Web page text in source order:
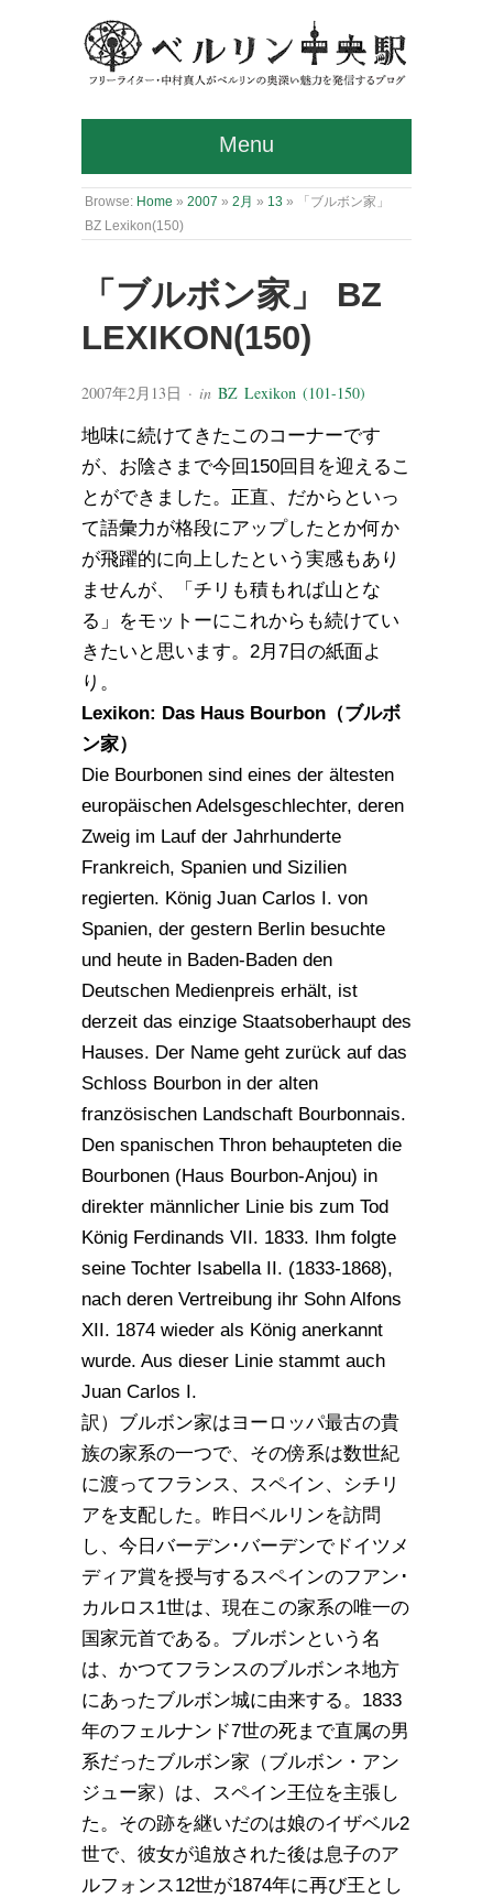
Menu
Browse: Home » 2007 » 2月 » 13 »
「ブルボン家」
BZ Lexikon(150)
「ブルボン家」 BZ
LEXIKON(150)
2007年2月13日 · in BZ Lexikon (101-150)
地味に続けてきたこのコーナーです
が、お陰さまで今回150回目を迎えるこ
とができました。正直、だからといっ
て語彙力が格段にアップしたとか何か
が飛躍的に向上したという実感もあり
ませんが、「チリも積もれば山とな
る」をモットーにこれからも続けてい
きたいと思います。2月7日の紙面よ
り。
Lexikon: Das Haus Bourbon（ブルボ
ン家）
Die Bourbonen sind eines der ältesten
europäischen Adelsgeschlechter, deren
Zweig im Lauf der Jahrhunderte
Frankreich, Spanien und Sizilien
regierten. König Juan Carlos I. von
Spanien, der gestern Berlin besuchte
und heute in Baden-Baden den
Deutschen Medienpreis erhält, ist
derzeit das einzige Staatsoberhaupt des
Hauses. Der Name geht zurück auf das
Schloss Bourbon in der alten
französischen Landschaft Bourbonnais.
Den spanischen Thron behaupteten die
Bourbonen (Haus Bourbon-Anjou) in
direkter männlicher Linie bis zum Tod
König Ferdinands VII. 1833. Ihm folgte
seine Tochter Isabella II. (1833-1868),
nach deren Vertreibung ihr Sohn Alfons
XII. 1874 wieder als König anerkannt
wurde. Aus dieser Linie stammt auch
Juan Carlos I.
訳）ブルボン家はヨーロッパ最古の貴
族の家系の一つで、その傍系は数世紀
に渡ってフランス、スペイン、シチリ
アを支配した。昨日ベルリンを訪問
し、今日バーデン･バーデンでドイツメ
ディア賞を授与するスペインのフアン･
カルロス1世は、現在この家系の唯一の
国家元首である。ブルボンという名
は、かつてフランスのブルボンネ地方
にあったブルボン城に由来する。1833
年のフェルナンド7世の死まで直属の男
系だったブルボン家（ブルボン・アン
ジュー家）は、スペイン王位を主張し
た。その跡を継いだのは娘のイザベル2
世で、彼女が追放された後は息子のア
ルフォンス12世が1874年に再び王とし